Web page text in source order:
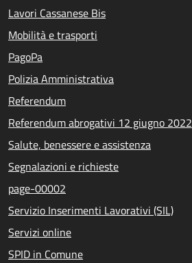
Lavori Cassanese Bis
Mobilità e trasporti
PagoPa
Polizia Amministrativa
Referendum
Referendum abrogativi 12 giugno 2022
Salute, benessere e assistenza
Segnalazioni e richieste
page-00002
Servizio Inserimenti Lavorativi (SIL)
Servizi online
SPID in Comune